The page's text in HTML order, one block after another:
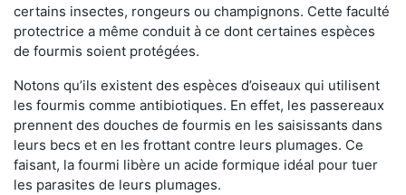
certains insectes, rongeurs ou champignons. Cette faculté
protectrice a même conduit à ce dont certaines espèces
de fourmis soient protégées.
Notons qu’ils existent des espèces d’oiseaux qui utilisent
les fourmis comme antibiotiques. En effet, les passereaux
prennent des douches de fourmis en les saisissants dans
leurs becs et en les frottant contre leurs plumages. Ce
faisant, la fourmi libère un acide formique idéal pour tuer
les parasites de leurs plumages.